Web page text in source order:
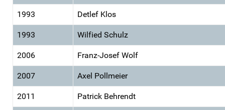
1993 Detlef Klos
1993 Wilfied Schulz
2006 Franz-Josef Wolf
2007 Axel Pollmeier
2011 Patrick Behrendt